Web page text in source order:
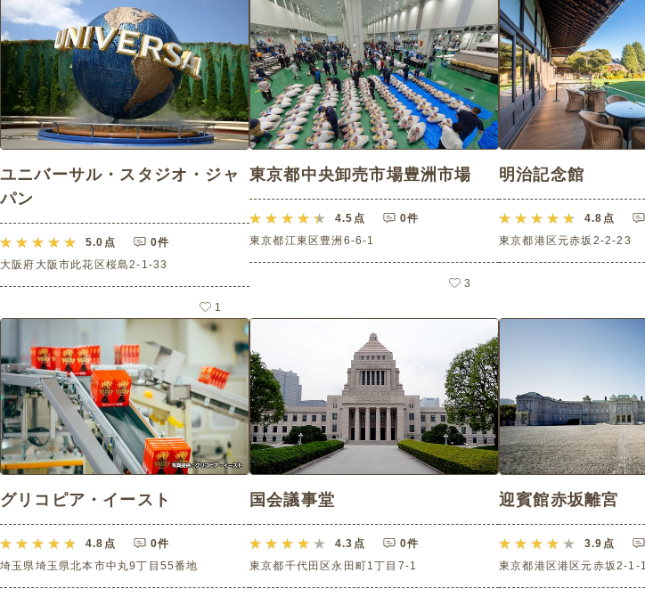
ユニバーサル・スタジオ・ジャ
パン
5.0 点
0件
大阪府大阪市此花区桜島2-1-33
1
東京都中央卸売市場豊洲市場
4.5 点
0件
東京都江東区豊洲6-6-1
3
明治記念館
4.8 点
東京都港区元赤坂2-2-23
グリコピア・イースト
4.8 点
0件
埼玉県埼玉県北本市中丸9丁目55番地
国会議事堂
4.3 点
0件
東京都千代田区永田町1丁目7-1
迎賓館赤坂離宮
3.9 点
東京都港区港区元赤坂2-1-1